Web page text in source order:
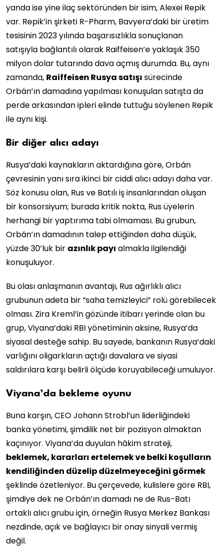
yanda ise yine ilaç sektöründen bir isim, Alexei Repik
var. Repik’in şirketi R-Pharm, Bavyera’daki bir üretim
tesisinin 2023 yılında başarısızlıkla sonuçlanan
satışıyla bağlantılı olarak Raiffeisen’e yaklaşık 350
milyon dolar tutarında dava açmış durumda. Bu, aynı
zamanda, Raiffeisen Rusya satışı sürecinde
Orbán’ın damadına yapılması konuşulan satışta da
perde arkasından ipleri elinde tuttuğu söylenen Repik
ile aynı kişi.
Bir diğer alıcı adayı
Rusya’daki kaynakların aktardığına göre, Orbán
çevresinin yanı sıra ikinci bir ciddi alıcı adayı daha var.
Söz konusu olan, Rus ve Batılı iş insanlarından oluşan
bir konsorsiyum; burada kritik nokta, Rus üyelerin
herhangi bir yaptırıma tabi olmaması. Bu grubun,
Orbán’ın damadının talep ettiğinden daha düşük,
yüzde 30’luk bir azınlık payı almakla ilgilendiği
konuşuluyor.
Bu olası anlaşmanın avantajı, Rus ağırlıklı alıcı
grubunun adeta bir “saha temizleyici” rolü görebilecek
olması. Zira Kreml’in gözünde itibarı yerinde olan bu
grup, Viyana’daki RBI yönetiminin aksine, Rusya’da
siyasal desteğe sahip. Bu sayede, bankanın Rusya’daki
varlığını oligarkların açtığı davalara ve siyasi
saldırılara karşı belirli ölçüde koruyabileceği umuluyor.
Viyana’da bekleme oyunu
Buna karşın, CEO Johann Strobl’un liderliğindeki
banka yönetimi, şimdilik net bir pozisyon almaktan
kaçınıyor. Viyana’da duyulan hâkim strateji,
beklemek, kararları ertelemek ve belki koşulların
kendiliğinden düzelip düzelmeyeceğini görmek
şeklinde özetleniyor. Bu çerçevede, kulislere göre RBI,
şimdiye dek ne Orbán’ın damadı ne de Rus-Batı
ortaklı alıcı grubu için, örneğin Rusya Merkez Bankası
nezdinde, açık ve bağlayıcı bir onay sinyali vermiş
değil.